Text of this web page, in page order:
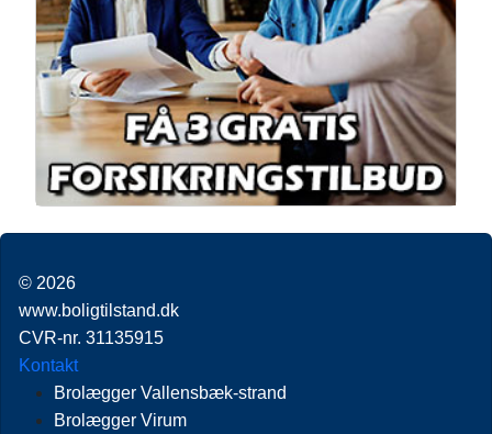
© 2026
www.boligtilstand.dk
CVR-nr. 31135915
Kontakt
Brolægger Vallensbæk-strand
Brolægger Virum